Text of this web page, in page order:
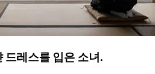
드레스를 입은 소녀.